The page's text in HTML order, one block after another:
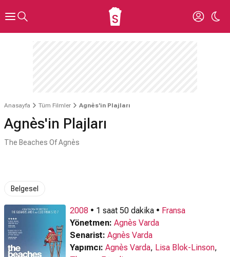
Anasayfa Tüm Filmler Agnès'in Plajları
Agnès'in Plajları
The Beaches Of Agnès
Belgesel
2008 • 1 saat 50 dakika • Fransa
Yönetmen: Agnès Varda
Senarist: Agnès Varda
Yapımcı: Agnès Varda, Lisa Blok-Linson,